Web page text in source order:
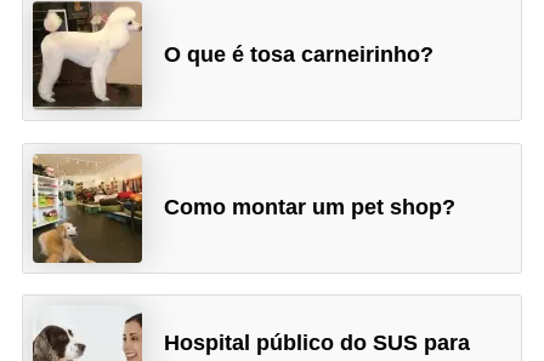
O que é tosa carneirinho?
Como montar um pet shop?
Hospital público do SUS para
o
s
p
a
r
a
p
e
s